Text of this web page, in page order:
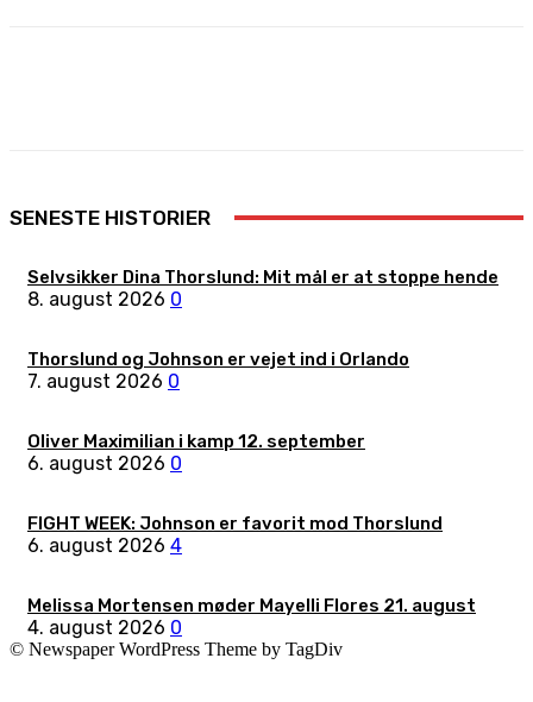
SENESTE HISTORIER
Selvsikker Dina Thorslund: Mit mål er at stoppe hende
8. august 2026 0
Thorslund og Johnson er vejet ind i Orlando
7. august 2026 0
Oliver Maximilian i kamp 12. september
6. august 2026 0
FIGHT WEEK: Johnson er favorit mod Thorslund
6. august 2026 4
Melissa Mortensen møder Mayelli Flores 21. august
4. august 2026 0
© Newspaper WordPress Theme by TagDiv